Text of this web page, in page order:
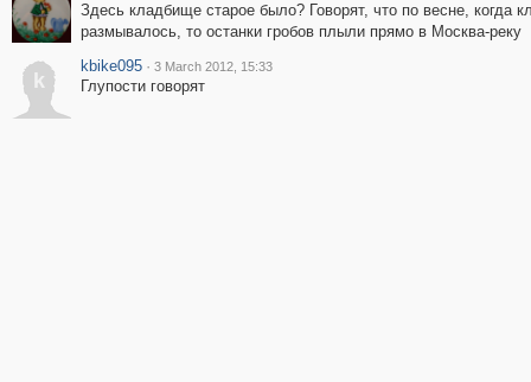
Здесь кладбище старое было? Говорят, что по весне, когда
размывалось, то останки гробов плыли прямо в Москва-реку
k
kbike095 · 3 March 2012, 15:33
Глупости говорят